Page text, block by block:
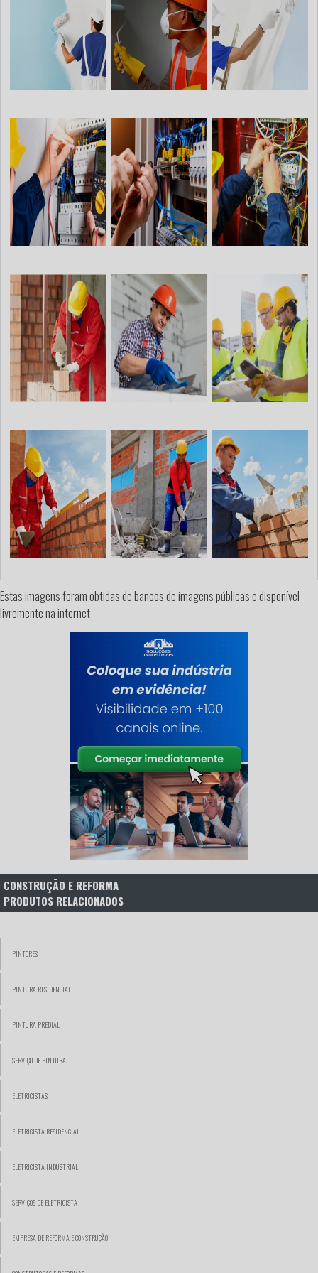
Estas imagens foram obtidas de bancos de imagens públicas e disponível
livremente na internet
CONSTRUÇÃO E REFORMA
PRODUTOS RELACIONADOS
PINTORES
PINTURA RESIDENCIAL
PINTURA PREDIAL
SERVIÇO DE PINTURA
ELETRICISTAS
ELETRICISTA RESIDENCIAL
ELETRICISTA INDUSTRIAL
SERVIÇOS DE ELETRICISTA
EMPRESA DE REFORMA E CONSTRUÇÃO